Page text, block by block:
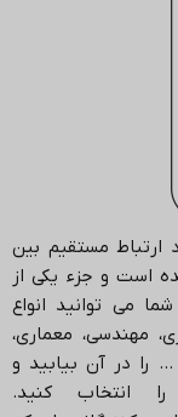
ارتباط مستقیم بین
است و جزء یکی از
شما می توانید انواع
مهندسی، معماری،
را در آن بیابید و
انتخاب کنید.